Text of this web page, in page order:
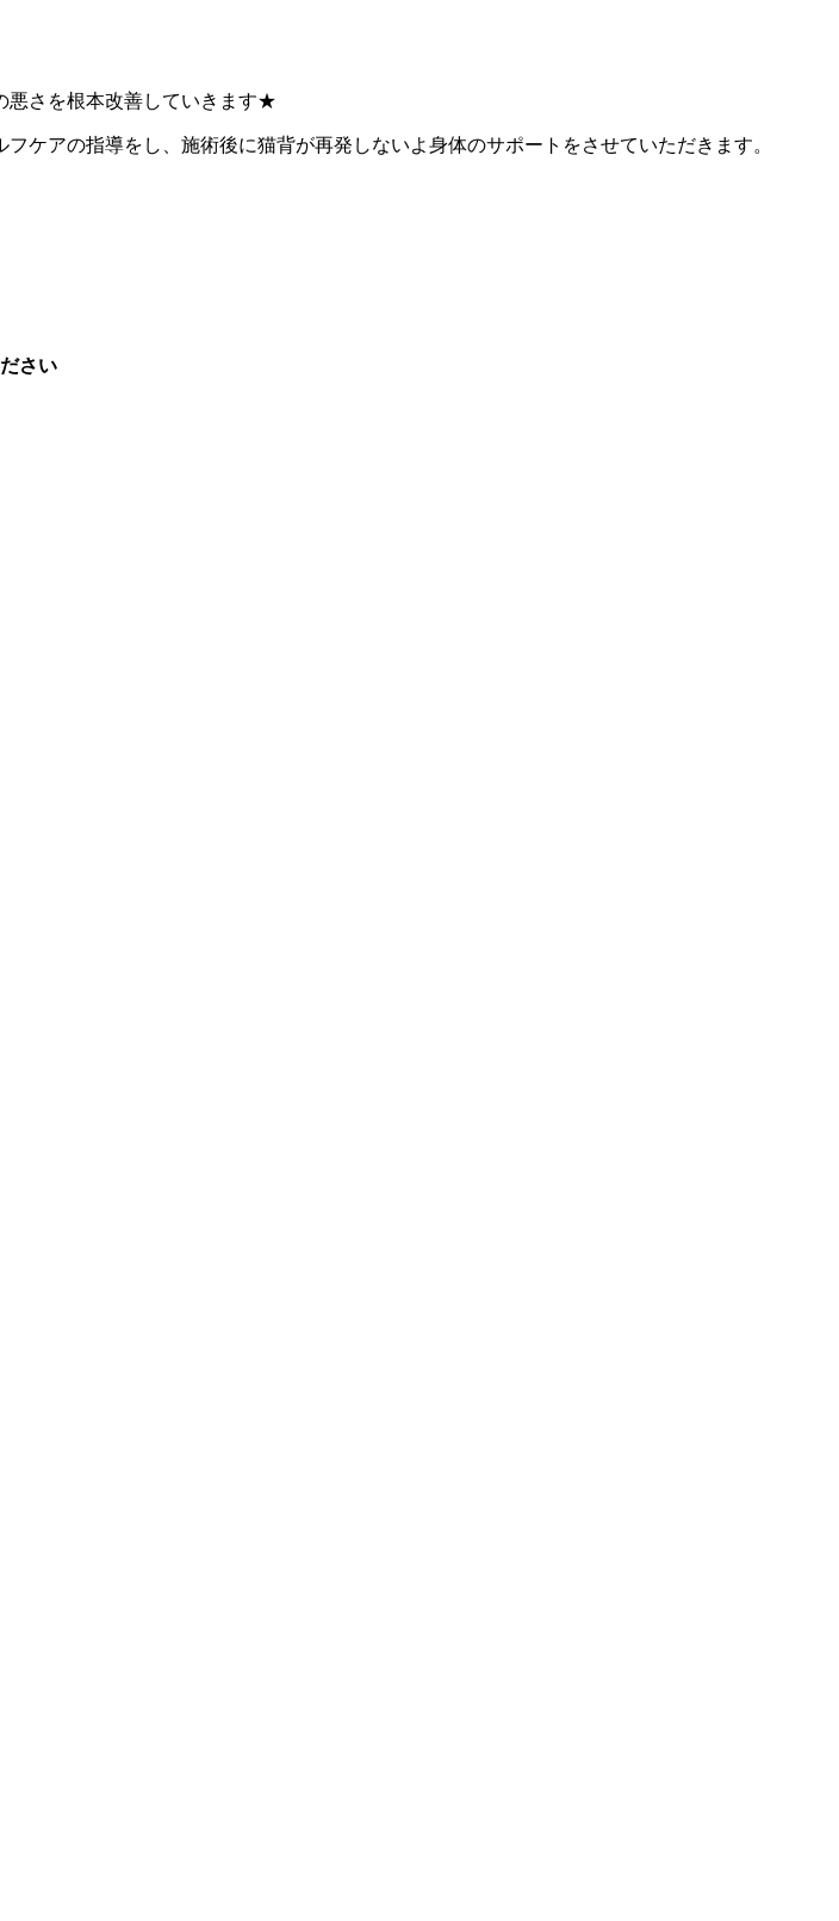
悪さを根本改善していきます★
ケアの指導をし、施術後に猫背が再発しないよ身体のサポートをさせていただきます。
さい